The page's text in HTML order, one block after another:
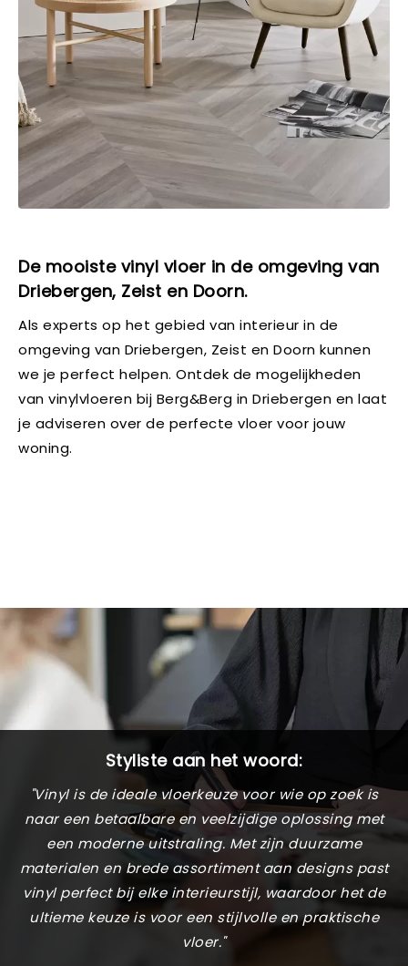
De mooiste vinyl vloer in de omgeving van
Driebergen, Zeist en Doorn.
Als experts op het gebied van interieur in de
omgeving van Driebergen, Zeist en Doorn kunnen
we je perfect helpen. Ontdek de mogelijkheden
van vinylvloeren bij Berg&Berg in Driebergen en laat
je adviseren over de perfecte vloer voor jouw
woning.
Styliste aan het woord:
"Vinyl is de ideale vloerkeuze voor wie op zoek is
naar een betaalbare en veelzijdige oplossing met
een moderne uitstraling. Met zijn duurzame
materialen en brede assortiment aan designs past
vinyl perfect bij elke interieurstijl, waardoor het de
ultieme keuze is voor een stijlvolle en praktische
vloer."